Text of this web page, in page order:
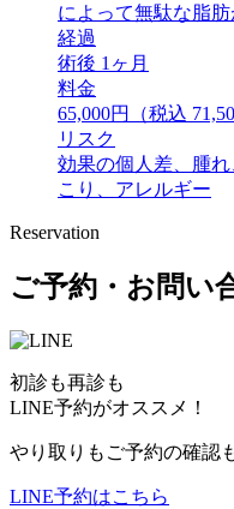
によって無駄な脂
経過
術後 1ヶ月
料金
65,000円（税込
リスク
効果の個人差、腫
こり、アレルギー
Reservation
ご予約・お問い
初診も再診も
LINE予約がオススメ！
やり取りもご予約の確認
LINE予約はこちら